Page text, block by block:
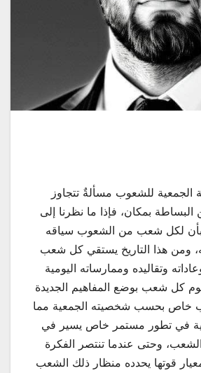
للشعوب مسألةٌ تتجاوز
البساطة بمكان، فإذا ما نظرنا إلى
بأن لكل شعب من الشعوب سياقه
ومن هذا التاريخ يستقي كل شعب
وتقاليده وممارساته اليومية
كل شعب بوضع المفاهيم الجديدة
خاص بحسب شخصيته الجمعية مما
في تطور مستمر خاص يسير في
وحتى عندما تنتصر الفكرة
قوتها يحدده منظار ذلك الشعب